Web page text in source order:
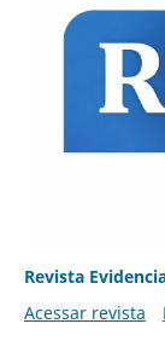
Revista
Acessar revista